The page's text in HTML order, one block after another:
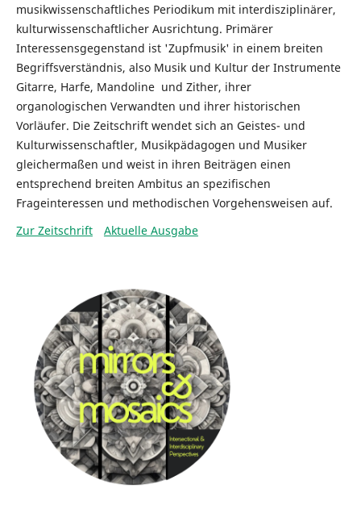
musikwissenschaftliches Periodikum mit interdisziplinärer,
kulturwissenschaftlicher Ausrichtung. Primärer
Interessensgegenstand ist 'Zupfmusik' in einem breiten
Begriffsverständnis, also Musik und Kultur der Instrumente
Gitarre, Harfe, Mandoline und Zither, ihrer
organologischen Verwandten und ihrer historischen
Vorläufer. Die Zeitschrift wendet sich an Geistes- und
Kulturwissenschaftler, Musikpädagogen und Musiker
gleichermaßen und weist in ihren Beiträgen einen
entsprechend breiten Ambitus an spezifischen
Frageinteressen und methodischen Vorgehensweisen auf.
Zur Zeitschrift
Aktuelle Ausgabe